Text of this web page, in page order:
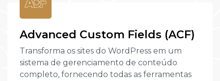
Advanced Custom Fields (ACF)
Transforma os sites do WordPress em um
sistema de gerenciamento de conteúdo
completo, fornecendo todas as ferramentas